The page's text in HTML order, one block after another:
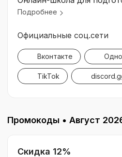
Подробнее
Официальные соц.сети
Вконтакте
TikTok
Промокоды • Август
Скидка 12%